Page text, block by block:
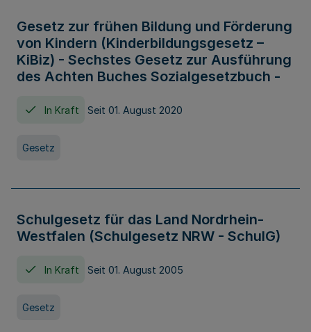
Gesetz zur frühen Bildung und Förderung
von Kindern (Kinderbildungsgesetz –
KiBiz) - Sechstes Gesetz zur Ausführung
des Achten Buches Sozialgesetzbuch -
In Kraft Seit 01. August 2020
Gesetz
Schulgesetz für das Land Nordrhein-
Westfalen (Schulgesetz NRW - SchulG)
In Kraft Seit 01. August 2005
Gesetz